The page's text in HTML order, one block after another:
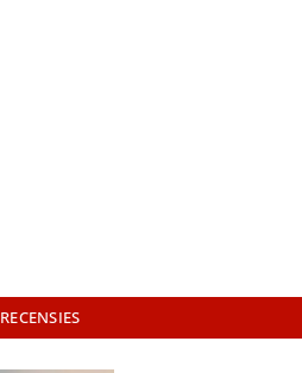
RECENSIES